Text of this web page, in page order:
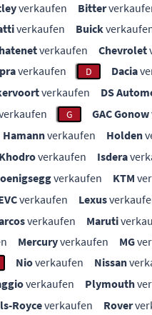
verkaufen Bitter
verkaufen Buick
verkaufen Chevrolet
verkaufen D Dacia
verkaufen DS
G GAC Gonow
Hamannverkaufen Holden
verkaufen Isdera
verkaufen KTM
verkaufen Lexus
verkaufen Maruti
Mercuryverkaufen MG
Nioverkaufen Nissan
verkaufen Plymouth
Royceverkaufen Rover